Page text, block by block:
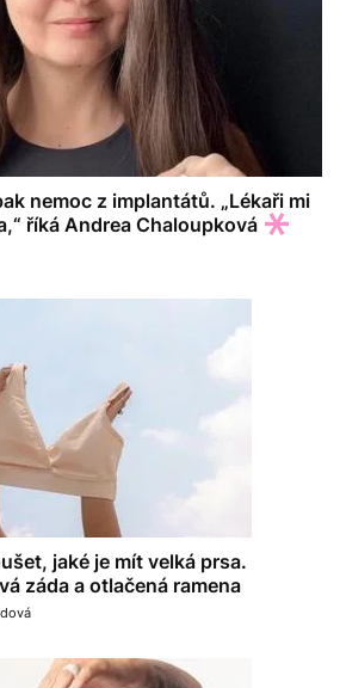
nemoc z implantátů. „Lékaři mi
říká Andrea Chaloupková
jaké je mít velká prsa.
záda a otlačená ramena